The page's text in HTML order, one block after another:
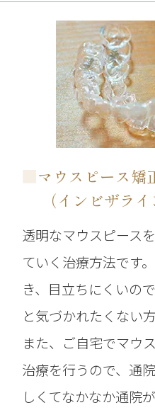
■マウスピース矯
（インビザライ
透明なマウスピース
ていく治療方法です
き、目立ちにくいの
と気づかれたくない
また、ご自宅でマウ
治療を行うので、通
しくてなかなか通院